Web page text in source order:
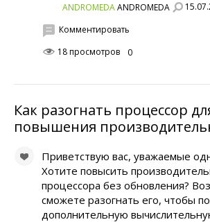
ANDROMEDAANDROMEDA
Комментировать
18 просмотров
0
Как разогнать процессор
повышения
Приветствую вас, уважаемые
Хотите повысить
процессора без обновления?
сможете разогнать его, чтобы
дополнительную